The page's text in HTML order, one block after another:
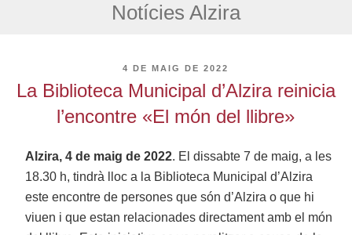
Notícies Alzira
PUBLICAT
4 DE MAIG DE 2022
La Biblioteca Municipal d’Alzira reinicia
l’encontre «El món del llibre»
Alzira, 4 de maig de 2022. El dissabte 7 de maig, a les
18.30 h, tindrà lloc a la Biblioteca Municipal d’Alzira
este encontre de persones que són d’Alzira o que hi
viuen i que estan relacionades directament amb el món